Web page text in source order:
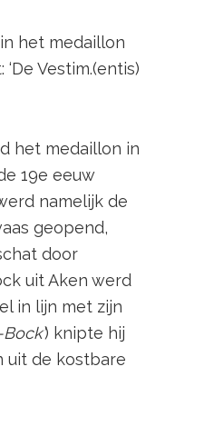
het medaillon
Vestim.(entis)
het medaillon in
19e eeuw
namelijk de
geopend,
door
uit Aken werd
in lijn met zijn
) knipte hij
uit de kostbare